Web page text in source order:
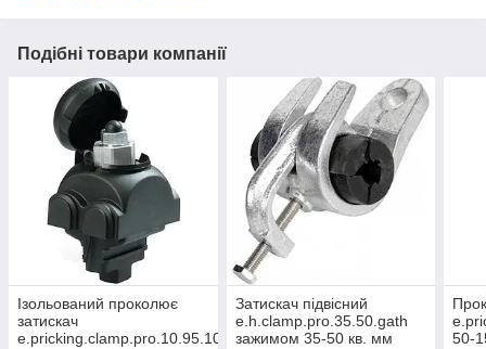
Подібні товари компанії
Ізольований проколює
затискач
e.pricking.clamp.pro.10.95.10.95
Затискач підвісний
e.h.clamp.pro.35.50.gath
зажимом 35-50 кв. мм
50-